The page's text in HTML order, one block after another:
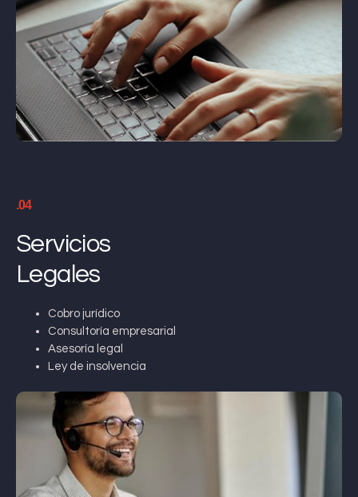
.04
Servicios
Legales
Cobro jurídico
Consultoría empresarial
Asesoría legal
Ley de insolvencia